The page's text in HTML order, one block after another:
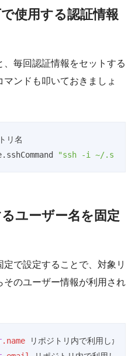
使用する認証情報
毎回認証情報をセットする
ンドも叩いておきましょ
リ名
"ssh -i ~/.ssh/
ユーザー名を固定
で設定することで、対象リ
のユーザー情報が利用され
.name